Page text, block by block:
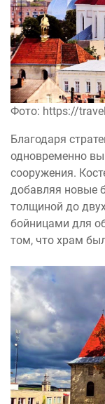
Фото: https://
Благодаря
одновременно
сооружения.
добавляя новые
толщиной до
бойницами для
том, что храм